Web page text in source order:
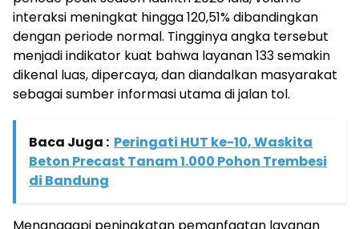
interaksi meningkat hingga 120,51% dibandingkan
dengan periode normal. Tingginya angka tersebut
menjadi indikator kuat bahwa layanan 133 semakin
dikenal luas, dipercaya, dan diandalkan masyarakat
sebagai sumber informasi utama di jalan tol.
Baca Juga : Peringati HUT ke-10, Waskita
Beton Precast Tanam 1.000 Pohon Trembesi
di Bandung
Menanggapi peningkatan pemanfaatan layanan